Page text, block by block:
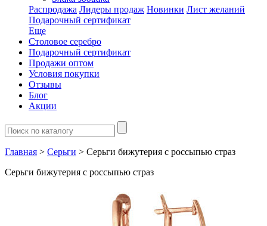
Распродажа Лидеры продаж Новинки Лист желаний
Подарочный сертификат
Еще
Столовое серебро
Подарочный сертификат
Продажи оптом
Условия покупки
Отзывы
Блог
Акции
Главная > Серьги > Серьги бижутерия с россыпью страз
Серьги бижутерия с россыпью страз